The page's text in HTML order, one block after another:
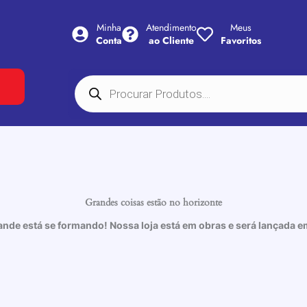
Minha
Conta
Atendimento
ao Cliente
Meus
Favoritos
Pesquisar
produtos
Grandes coisas estão no horizonte
está se formando! Nossa loja está em obras e será lançada